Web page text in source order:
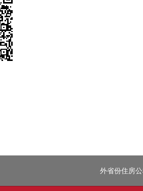
外省份住房